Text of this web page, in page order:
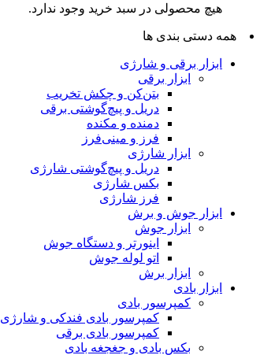
هیچ محصولی در سبد خرید وجود ندارد.
همه دستی بندی ها
ابزار برقی و شارژی
ابزار برقی
بتن‌کن و چکش تخریب
دریل و پیچ‌گوشتی برقی
دمنده و مکنده
فرز و مینی‌فرز
ابزار شارژی
دریل و پیچ‌گوشتی شارژی
بکس شارژی
فرز شارژی
ابزار جوش و برش
ابزار جوش
اینورتر و دستگاه جوش
اتو لوله جوش
ابزار برش
ابزار بادی
کمپرسور بادی
کمپرسور بادی فندکی و شارژی
کمپرسور بادی برقی
بکس بادی و جغجغه بادی